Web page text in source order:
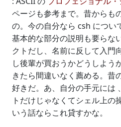
ページも参考まで。昔からも
の。今の自分なら csh につい
基本的な部分の説明も要らな
クトだし、名前に反して入門
し後輩が買おうかどうしよう
きたら間違いなく薦める。昔
好きだ。あ、自分の手元には
トだけじゃなくてシェル上の
いう話ならこれ貸すかな。